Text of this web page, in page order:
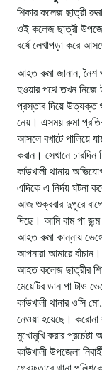
শিকার কলেজ ছাত্রী
ওই কলেজ ছাত্রী
বর্ষে লেখাপড়া করে
আহত রুমা জানান, নৈশ
হওয়ার পথে তখন নিজে
প্রস্তাব দিয়ে উত্যক্ত
নেয়। এসময় রুমা
আসলে বখাটে পালিয়ে
করান। সেখানে চারদিন
কাউখালী থানায়
এদিকে এ নির্দয় ঘটনা
আজ শুক্রবার দুপুরে
দিছে। আমি বাম পা
আহত রুমা কান্নায়
আপনারা আমারে
আহত কলেজ ছাত্রীর
মেয়েটির ডান পা টাও
কাউখালী থানার ওসি
নেওয়া হয়েছে। করোনা
মুখোমুখি করার প্রচেষ্টা
কাউখালী উপজেলা